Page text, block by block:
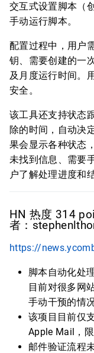
交互式设置脚本（
手动运行脚本。
配置过程中，用户
钥、需要创建的一
及月度运行时间。
安全。
该工具还支持状态
除的时间，自动决
果会显示各种状态
未找到信息、需要
户了解处理进度和
HN 热度 314
者：
https://
脚本自动化处
目前对很多网
手动干预的情况
该项目目前仅
Apple Mail，
邮件验证流程